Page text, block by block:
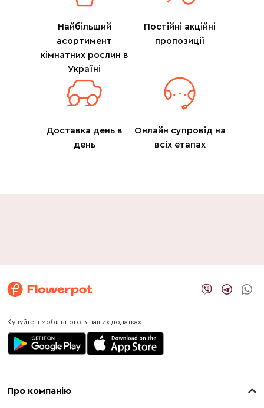
Найбільший
асортимент
кімнатних рослин в
Україні
Постійні акційні
пропозиції
Доставка день в
день
Онлайн супровід на
всіх етапах
Купуйте з мобільного в наших додатках
Про компанію